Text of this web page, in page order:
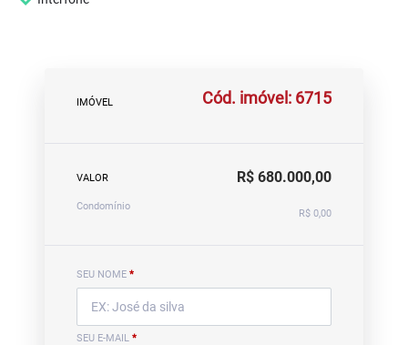
IMÓVEL Cód. imóvel: 6715
VALOR R$ 680.000,00
Condomínio
R$ 0,00
SEU NOME *
SEU E-MAIL *